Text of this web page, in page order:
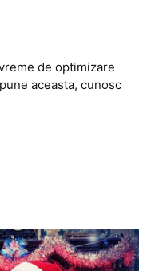
de optimizare
aceasta, cunosc